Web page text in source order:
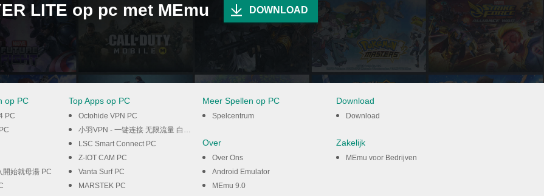
LITE op pc met MEmu DOWNLOAD
op PC
PC
開始就母湯 PC
Top Apps op PC
Octohide VPN PC
小羽VPN - 一键连接 无限流量 白嫖VPN PC
LSC Smart Connect PC
Z-IOT CAM PC
Vanta Surf PC
MARSTEK PC
Meer Spellen op PC
Spelcentrum
Over
Over Ons
Android Emulator
MEmu 9.0
Download
Download
Zakelijk
MEmu voor Bedrijven